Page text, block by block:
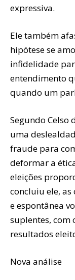
expressiva.
Ele também
hipótese se
infidelidade
entendimento
quando um
Segundo Celso
uma
fraude para
deformar a
eleições
concluiu ele,
e espontânea
suplentes, com
resultados
Nova análise